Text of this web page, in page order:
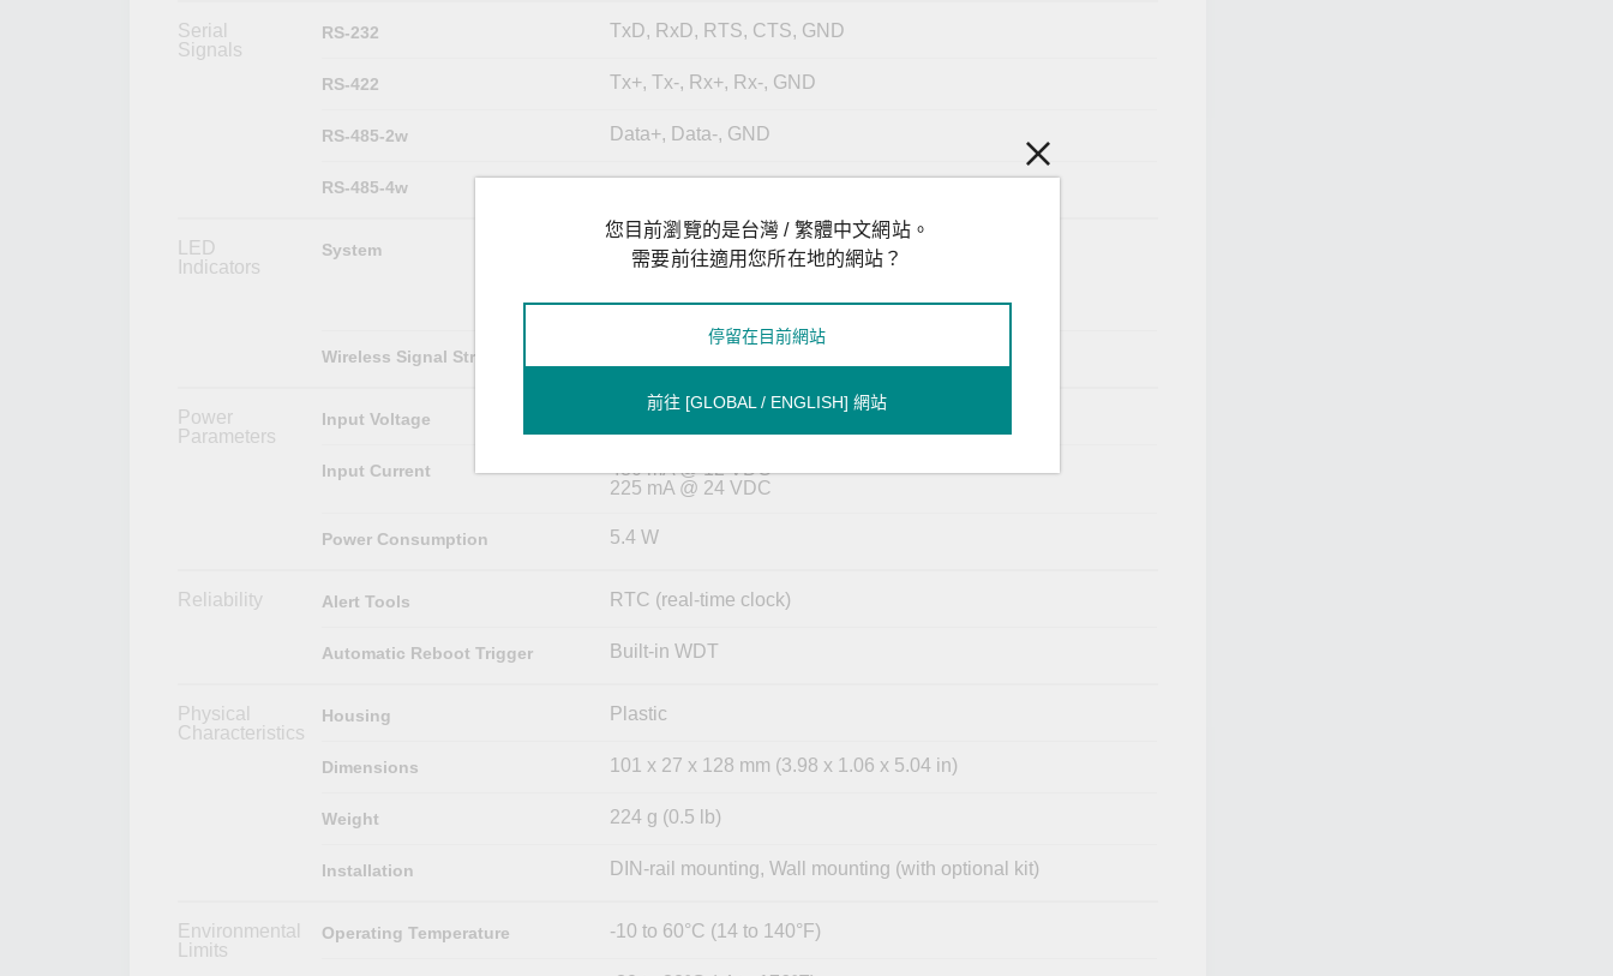
Serial
Signals
RS-232 TxD, RxD, RTS, CTS, GND
RS-422 Tx+, Tx-, Rx+, Rx-, GND
RS-485-2w Data+, Data-, GND
RS-485-4w
LED
Indicators
System
Power x 1
SD slots x 1
USB x 1
Wireless Signal Strength
Power
Parameters
Input Voltage 12 to 24 VDC
Input Current
480 mA @ 12 VDC
225 mA @ 24 VDC
Power Consumption 5.4 W
Reliability Alert Tools RTC (real-time clock)
Automatic Reboot Trigger Built-in WDT
Physical
Characteristics
Housing Plastic
Dimensions 101 x 27 x 128 mm (3.98 x 1.06 x 5.04 in)
Weight 224 g (0.5 lb)
Installation DIN-rail mounting, Wall mounting (with optional kit)
Environmental
Limits
Operating Temperature -10 to 60°C (14 to 140°F)
您目前瀏覽的是台灣 / 繁體中文網站。
需要前往適用您所在地的網站？
停留在目前網站
前往 [GLOBAL / ENGLISH] 網站